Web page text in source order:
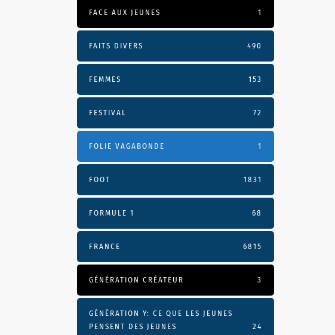
FACE AUX JEUNES 1
FAITS DIVERS 490
FEMMES 153
FESTIVAL 72
FOLIE VAGABONDE 1
FOOT 1831
FORMULE 1 68
FRANCE 6815
GÉNÉRATION CRÉATEUR 3
GÉNÉRATION Y: CE QUE LES JEUNES
PENSENT DES JEUNES
24